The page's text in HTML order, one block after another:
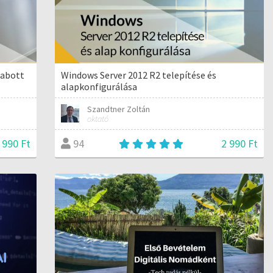
Ft
Windows Server 2012 R2 telepítése és
alapkonfigurálása
Szandtner Zoltán
oktató
94 2 990 Ft